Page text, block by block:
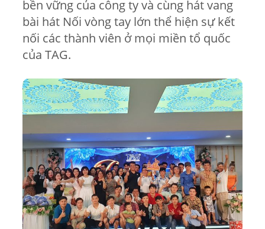
bền vững của công ty và cùng hát vang
bài hát Nối vòng tay lớn thể hiện sự kết
nối các thành viên ở mọi miền tổ quốc
của TAG.